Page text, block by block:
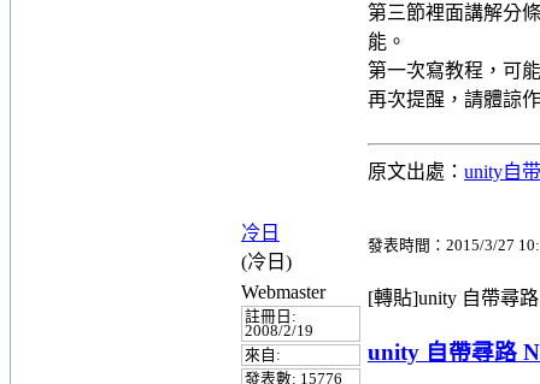
第三節裡面講解分
能。
第一次寫教程，可
再次提醒，請體諒
原文出處： unity自
冷日
(冷日)
發表時間：2015/3/27
Webmaster
註冊日:
2008/2/19
來自:
發表數: 15776
[轉貼]unity 自帶尋
unity 自帶尋路